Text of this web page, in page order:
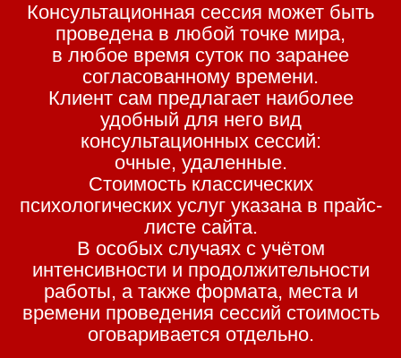
Консультационная сессия может быть
проведена в любой точке мира,
в любое время суток по заранее
согласованному времени.
Клиент сам предлагает наиболее
удобный для него вид
консультационных сессий:
очные, удаленные.
Стоимость классических
психологических услуг указана в прайс-
листе сайта.
В особых случаях с учётом
интенсивности и продолжительности
работы, а также формата, места и
времени проведения сессий стоимость
оговаривается отдельно.